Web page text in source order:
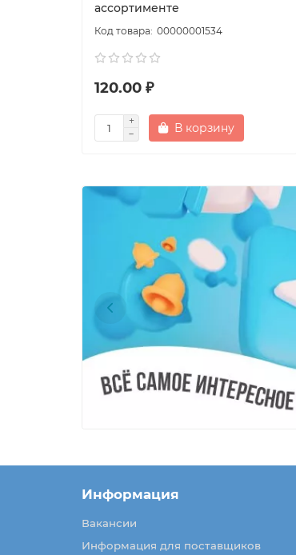
ассортименте
00000001534
120.00 ₽
В корзину
Информация
Вакансии
Информация для поставщиков